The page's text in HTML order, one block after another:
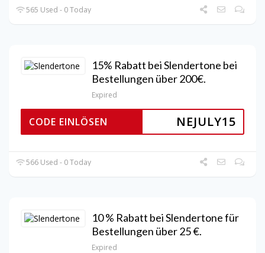
565 Used - 0 Today
15% Rabatt bei Slendertone bei
Bestellungen über 200€.
Expired
NEJULY15
CODE EINLÖSEN
566 Used - 0 Today
10 % Rabatt bei Slendertone für
Bestellungen über 25 €.
Expired